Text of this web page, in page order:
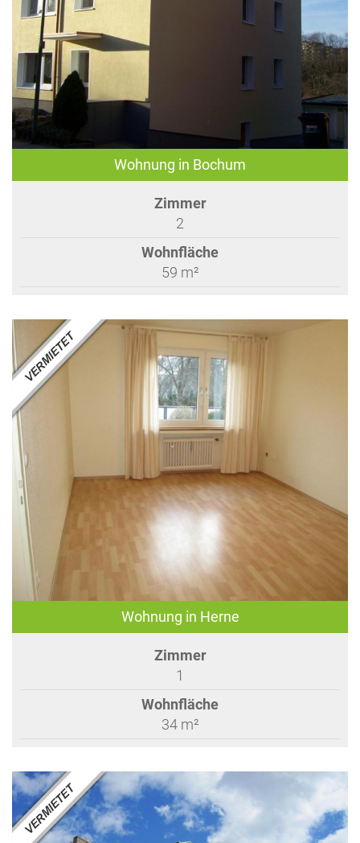
Wohnung in Bochum
Zimmer
2
Wohnfläche
59 m²
Wohnung in Herne
Zimmer
1
Wohnfläche
34 m²